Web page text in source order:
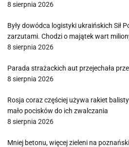
8 sierpnia 2026
Były dowódca logistyki ukraińskich Sił
zarzutami. Chodzi o majątek wart
8 sierpnia 2026
Parada strażackich aut przejechała
8 sierpnia 2026
Rosja coraz częściej używa rakiet
mało pocisków do ich zwalczania
8 sierpnia 2026
Mniej betonu, więcej zieleni na